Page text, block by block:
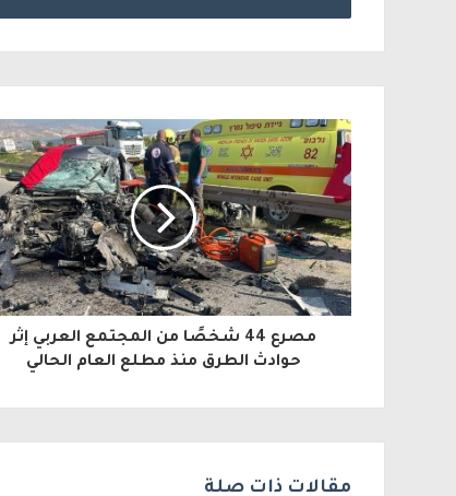
خ
ل
ب
ر
ي
د
ك
ا
ل
مصرع 44 شخصًا من المجتمع العربي إثر
حوادث الطرق منذ مطلع العام الحالي
مقالات ذات صلة